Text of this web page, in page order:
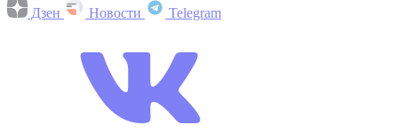
Дзен Новости Telegram